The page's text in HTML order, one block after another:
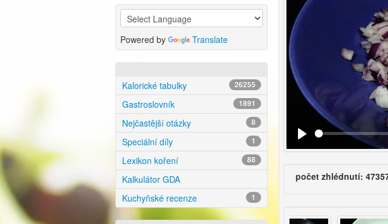
Powered by Translate
Kalorické tabulky 26255
Gastroslovník 1891
Nejčastější otázky 8
Speciální díly 1
Lexikon koření 88
Kalkulátor GDA
Kuchyňské recenze
1
počet zhlédnutí: